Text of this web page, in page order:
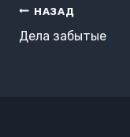
Навигация
по
НАЗАД
Дела забытые